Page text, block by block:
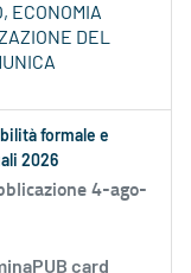
ECONOMIA
DEL
formale e
2026
4-ago-
card